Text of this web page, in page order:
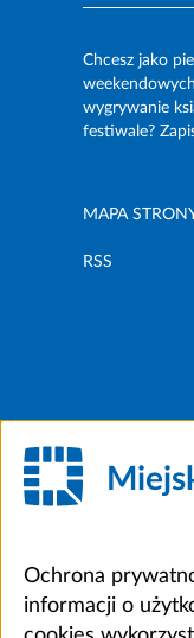
Chcesz jako
wygrywanie
festiwale?
MAPA
RSS
Ochrona
informacji o